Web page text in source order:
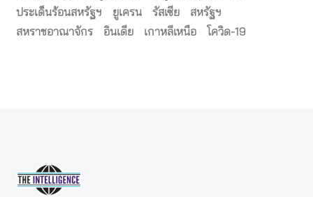
ประเด็นร้อนสหรัฐฯ
ยูเครน รัสเซีย
สหรัฐฯ
สหราชอาณาจักร
อินเดีย เกาหลีเหนือ โควิด-19